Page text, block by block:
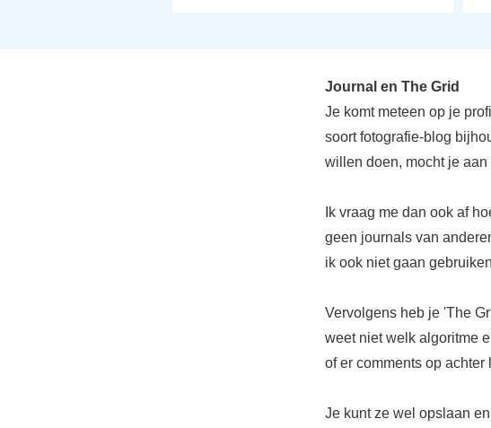
Journal en The Grid
Je komt meteen op je
soort fotografie-blog
willen doen, mocht je
Ik vraag me dan ook af
geen journals van
ik ook niet gaan
Vervolgens heb je 'The
weet niet welk algoritme
of er comments op achter
Je kunt ze wel opslaan